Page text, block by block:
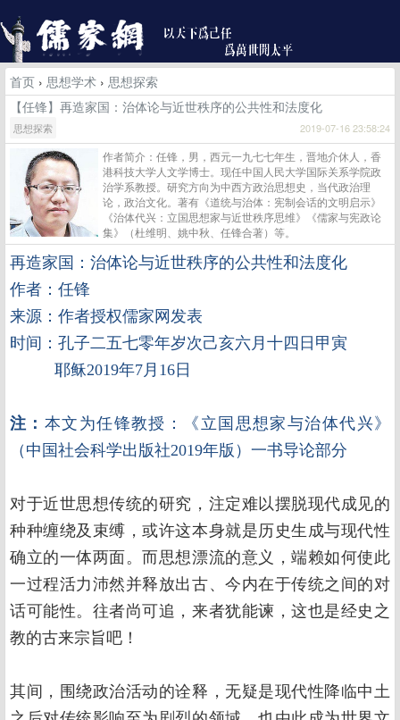
首页 › 思想学术 › 思想探索
【任锋】再造家国：治体论与近世秩序的公共性和法度化
思想探索 2019-07-16 23:58:24
作者简介：任锋，男，西元一九七七年生，晋地介休人，香
港科技大学人文学博士。现任中国人民大学国际关系学院政
治学系教授。研究方向为中西方政治思想史，当代政治理
论，政治文化。著有《道统与治体：宪制会话的文明启示》
《治体代兴：立国思想家与近世秩序思维》《儒家与宪政论
集》（杜维明、姚中秋、任锋合著）等。
再造家国：治体论与近世秩序的公共性和法度化
作者： 任锋
来源：作者授权儒家网发表
时间：孔子二五七零年岁次己亥六月十四日甲寅
耶稣2019年7月16日
注： 本文为任锋教授：《立国思想家与治体代兴》
（中国社会科学出版社2019年版）一书导论部分
对于近世思想传统的研究，注定难以摆脱现代成见的
种种缠绕及束缚，或许这本身就是历史生成与现代性
确立的一体两面。而思想漂流的意义，端赖如何使此
一过程活力沛然并释放出古、今内在于传统之间的对
话可能性。往者尚可追，来者犹能谏，这也是经史之
教的古来宗旨吧！
其间，围绕政治活动的诠释，无疑是现代性降临中土